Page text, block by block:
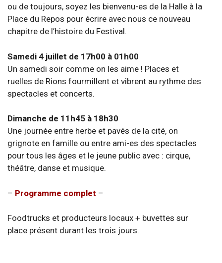
ou de toujours, soyez les bienvenu-es de la Halle à la
Place du Repos pour écrire avec nous ce nouveau
chapitre de l’histoire du Festival.
Samedi 4 juillet de 17h00 à 01h00
Un samedi soir comme on les aime ! Places et
ruelles de Rions fourmillent et vibrent au rythme des
spectacles et concerts.
Dimanche de 11h45 à 18h30
Une journée entre herbe et pavés de la cité, on
grignote en famille ou entre ami-es des spectacles
pour tous les âges et le jeune public avec : cirque,
théâtre, danse et musique.
– Programme complet –
Foodtrucks et producteurs locaux + buvettes sur
place présent durant les trois jours.